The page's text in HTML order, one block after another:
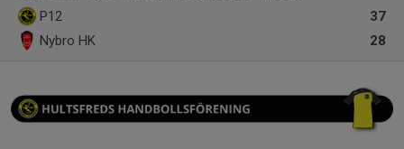
37
P12
28
Nybro HK